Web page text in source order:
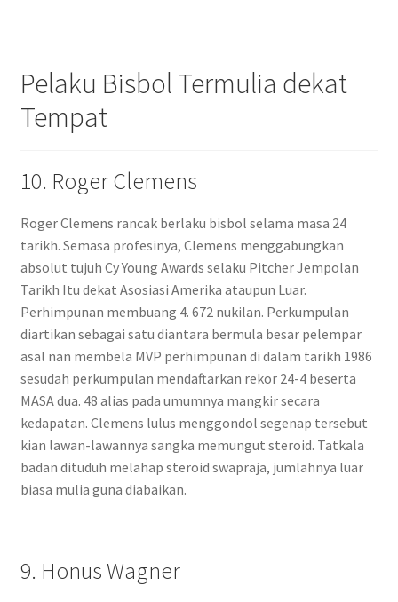
Pelaku Bisbol Termulia dekat
Tempat
10. Roger Clemens
Roger Clemens rancak berlaku bisbol selama masa 24
tarikh. Semasa profesinya, Clemens menggabungkan
absolut tujuh Cy Young Awards selaku Pitcher Jempolan
Tarikh Itu dekat Asosiasi Amerika ataupun Luar.
Perhimpunan membuang 4. 672 nukilan. Perkumpulan
diartikan sebagai satu diantara bermula besar pelempar
asal nan membela MVP perhimpunan di dalam tarikh 1986
sesudah perkumpulan mendaftarkan rekor 24-4 beserta
MASA dua. 48 alias pada umumnya mangkir secara
kedapatan. Clemens lulus menggondol segenap tersebut
kian lawan-lawannya sangka memungut steroid. Tatkala
badan dituduh melahap steroid swapraja, jumlahnya luar
biasa mulia guna diabaikan.
9. Honus Wagner